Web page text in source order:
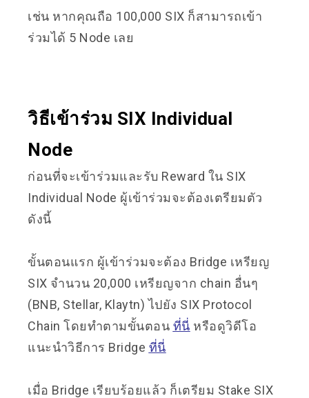
เช่น หากคุณถือ 100,000 SIX ก็สามารถเข้า
ร่วมได้ 5 Node เลย
วิธีเข้าร่วม SIX Individual
Node
ก่อนที่จะเข้าร่วมและรับ Reward ใน SIX
Individual Node ผู้เข้าร่วมจะต้องเตรียมตัว
ดังนี้
ขั้นตอนแรก ผู้เข้าร่วมจะต้อง Bridge เหรียญ
SIX จำนวน 20,000 เหรียญจาก chain อื่นๆ
(BNB, Stellar, Klaytn) ไปยัง SIX Protocol
Chain โดยทำตามขั้นตอน ที่นี่ หรือดูวิดีโอ
แนะนำวิธีการ Bridge ที่นี่
เมื่อ Bridge เรียบร้อยแล้ว ก็เตรียม Stake SIX